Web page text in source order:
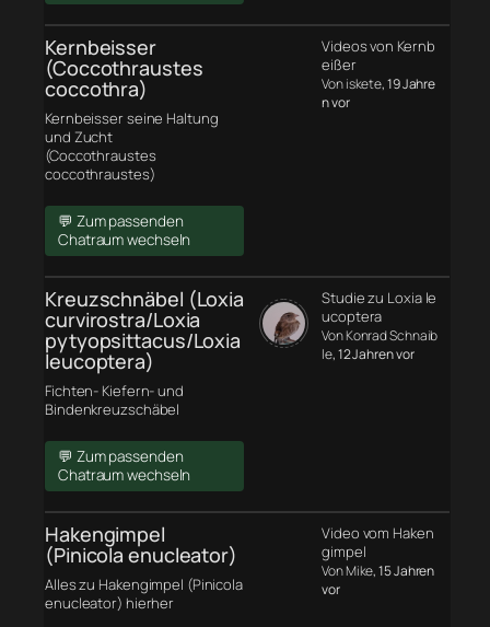
Kernbeisser
(Coccothraustes
coccothra)
Kernbeisser seine Haltung
und Zucht
(Coccothraustes
coccothraustes)
💬 Zum passenden
Chatraum wechseln
Videos von Kernb
eißer
Von iskete, 19 Jahre
n vor
Kreuzschnäbel (Loxia
curvirostra/Loxia
pytyopsittacus/Loxia
leucoptera)
Fichten- Kiefern- und
Bindenkreuzschäbel
💬 Zum passenden
Chatraum wechseln
Studie zu Loxia le
ucoptera
Von Konrad Schnaib
le, 12 Jahren vor
Hakengimpel
(Pinicola enucleator)
Alles zu Hakengimpel (Pinicola
enucleator) hierher
Video vom Haken
gimpel
Von Mike, 15 Jahren
vor